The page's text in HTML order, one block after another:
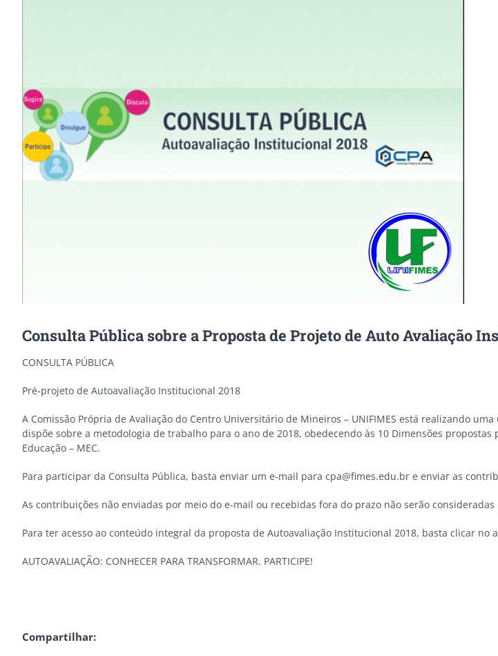
Consulta Pública sobre a Proposta de Projeto de Auto Avaliação
CONSULTA PÚBLICA
Pré-projeto de Autoavaliação Institucional 2018
A Comissão Própria de Avaliação do Centro Universitário de Mineiros – UNIFIMES está realizando
dispõe sobre a metodologia de trabalho para o ano de 2018, obedecendo às 10 Dimensões
Educação – MEC.
Para participar da Consulta Pública, basta enviar um e-mail para cpa@fimes.edu.br e enviar as
As contribuições não enviadas por meio do e-mail ou recebidas fora do prazo não serão
Para ter acesso ao conteúdo integral da proposta de Autoavaliação Institucional 2018, basta clicar no
AUTOAVALIAÇÃO: CONHECER PARA TRANSFORMAR. PARTICIPE!
Compartilhar: